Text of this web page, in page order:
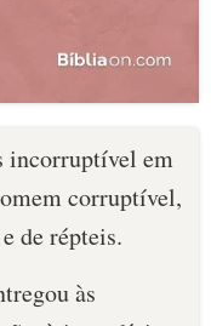
incorruptível em
corruptível,
de répteis.
às